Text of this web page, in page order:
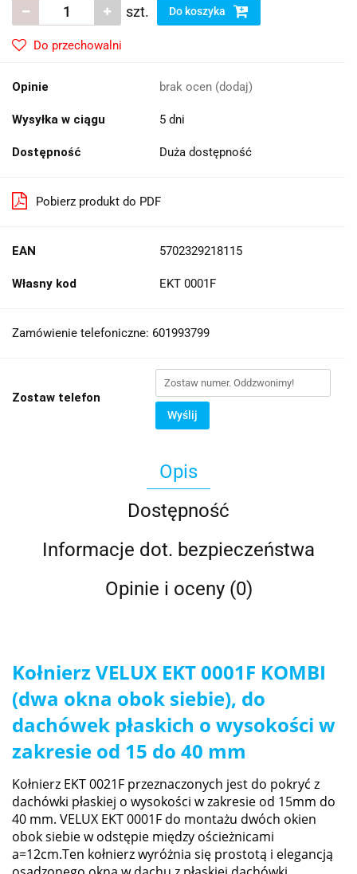
szt. Do koszyka
Do przechowalni
Opinie brak ocen (dodaj)
Wysyłka w ciągu 5 dni
Dostępność Duża dostępność
Pobierz produkt do PDF
EAN 5702329218115
Własny kod EKT 0001F
Zamówienie telefoniczne: 601993799
Zostaw telefon
Wyślij
Opis
Dostępność
Informacje dot. bezpieczeństwa
Opinie i oceny (0)
Kołnierz VELUX EKT 0001F KOMBI
(dwa okna obok siebie), do
dachówek płaskich o wysokości w
zakresie od 15 do 40 mm
Kołnierz EKT 0021F przeznaczonych jest do pokryć z
dachówki płaskiej o wysokości w zakresie od 15mm do
40 mm. VELUX EKT 0001F do montażu dwóch okien
obok siebie w odstępie między ościeżnicami
a=12cm.Ten kołnierz wyróżnia się prostotą i elegancją